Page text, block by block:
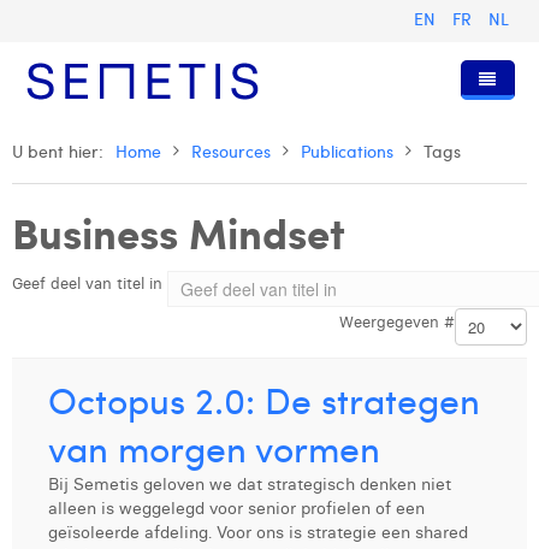
EN FR NL
Home
Diensten
Digital Advertising
Digital Business Intelligence
Trainingen
Wie zijn wij
Onze Geschiedenis
Anouk Allegaert
Camille Servais
Charlie Deschamps
Onze Waarden
Certificeringen
Pers & Publicaties
Presentaties en Cases
Vacatures
Digital Business Analyst
Digital Business Consultant NL
U bent hier: Home Resources Publications Tags
Business Mindset
Geef deel van titel in
Weergegeven #
Octopus 2.0: De strategen
van morgen vormen
Bij Semetis geloven we dat strategisch denken niet
alleen is weggelegd voor senior profielen of een
geïsoleerde afdeling. Voor ons is strategie een shared